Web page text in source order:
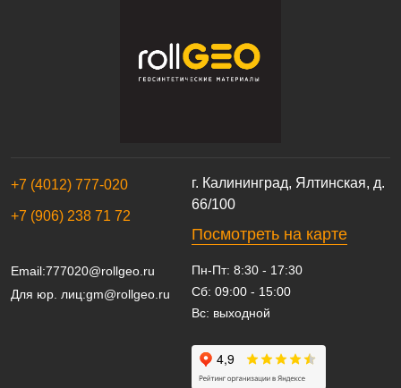
г. Калининград, Ялтинская, д.
66/100
Посмотреть на карте
+7 (4012) 777-020
+7 (906) 238 71 72
Email:777020@rollgeo.ru
Для юр. лиц:gm@rollgeo.ru
Пн-Пт: 8:30 - 17:30
Сб: 09:00 - 15:00
Вс: выходной